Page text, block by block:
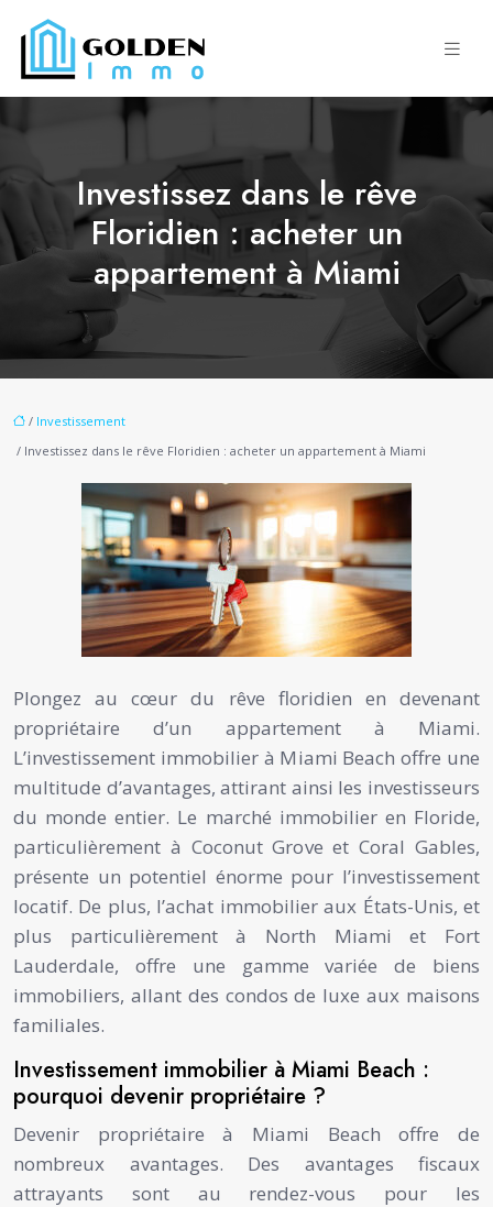
Investissez dans le rêve
Floridien : acheter un
appartement à Miami
/ Investissement
/ Investissez dans le rêve Floridien : acheter un appartement à Miami
Plongez au cœur du rêve floridien en devenant
propriétaire d’un appartement à Miami.
L’investissement immobilier à Miami Beach offre une
multitude d’avantages, attirant ainsi les investisseurs
du monde entier. Le marché immobilier en Floride,
particulièrement à Coconut Grove et Coral Gables,
présente un potentiel énorme pour l’investissement
locatif. De plus, l’achat immobilier aux États-Unis, et
plus particulièrement à North Miami et Fort
Lauderdale, offre une gamme variée de biens
immobiliers, allant des condos de luxe aux maisons
familiales.
Investissement immobilier à Miami Beach :
pourquoi devenir propriétaire ?
Devenir propriétaire à Miami Beach offre de
nombreux avantages. Des avantages fiscaux
attrayants sont au rendez-vous pour les